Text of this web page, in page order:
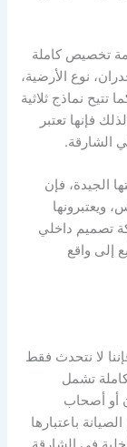
تخصيص كاملة
نوع الأرضية،
تتيح نماذج ثلاثية
فإنها تعتبر
الشارقة.
الجيدة، فإن
ويعتبرونها
تصميم داخلي
إلى واقع
لا نتحدث فقط
تشمل
أو أصحاب
باعتبارها